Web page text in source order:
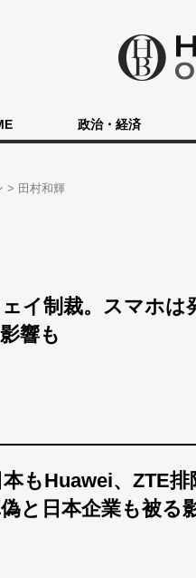
政治・経済
田村和輝
イ制裁。スマホは
響も
もHuawei、ZTE排
と日本企業も被る